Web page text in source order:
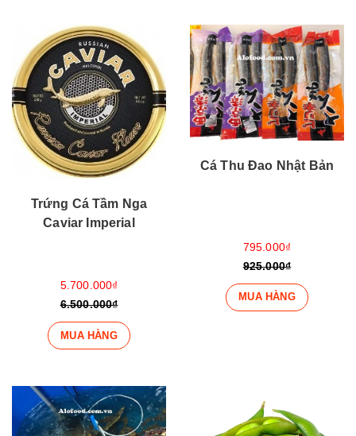
Trứng Cá Tầm Nga
Caviar Imperial
5.700.000₫
6.500.000₫
MUA HÀNG
Cá Thu Đao Nhật Bản
795.000₫
925.000₫
MUA HÀNG